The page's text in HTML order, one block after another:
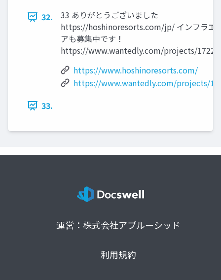
32.
33 ありがとうございました
https://hoshinoresorts.com/jp/ インフラエ
アも募集中です！
https://www.wantedly.com/projects/
https://www.hoshinoresorts.com/
https://www.wantedly.com/projects/
33.
運営：株式会社アプルーシッド
利用規約